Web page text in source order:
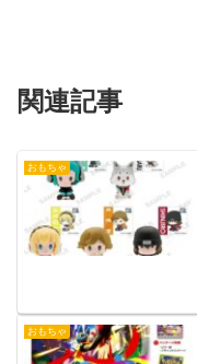
関連記事
おもちゃ
おもちゃ